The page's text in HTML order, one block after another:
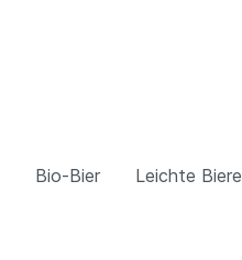
Bio-Bier Leichte Biere